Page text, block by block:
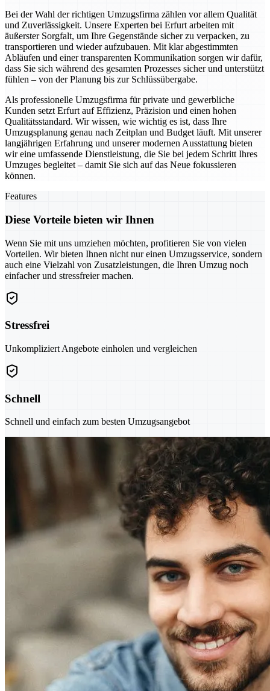
Bei der Wahl der richtigen Umzugsfirma zählen vor allem Qualität
und Zuverlässigkeit. Unsere Experten bei Erfurt arbeiten mit
äußerster Sorgfalt, um Ihre Gegenstände sicher zu verpacken, zu
transportieren und wieder aufzubauen. Mit klar abgestimmten
Abläufen und einer transparenten Kommunikation sorgen wir dafür,
dass Sie sich während des gesamten Prozesses sicher und unterstützt
fühlen – von der Planung bis zur Schlüssübergabe.
Als professionelle Umzugsfirma für private und gewerbliche
Kunden setzt Erfurt auf Effizienz, Präzision und einen hohen
Qualitätsstandard. Wir wissen, wie wichtig es ist, dass Ihre
Umzugsplanung genau nach Zeitplan und Budget läuft. Mit unserer
langjährigen Erfahrung und unserer modernen Ausstattung bieten
wir eine umfassende Dienstleistung, die Sie bei jedem Schritt Ihres
Umzuges begleitet – damit Sie sich auf das Neue fokussieren
können.
Features
Diese Vorteile bieten wir Ihnen
Wenn Sie mit uns umziehen möchten, profitieren Sie von vielen
Vorteilen. Wir bieten Ihnen nicht nur einen Umzugsservice, sondern
auch eine Vielzahl von Zusatzleistungen, die Ihren Umzug noch
einfacher und stressfreier machen.
Stressfrei
Unkompliziert Angebote einholen und vergleichen
Schnell
Schnell und einfach zum besten Umzugsangebot